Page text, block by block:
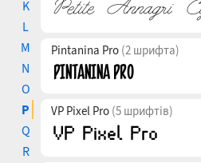
K
L
M
N
O
P
Q
R
Pintanina Pro (2 шрифта)
VP Pixel Pro (5 шрифтів)